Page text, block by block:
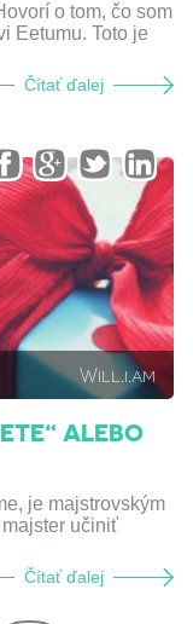
o tom, čo som
Eetumu. Toto je
Čítať ďalej
Will.i.am
ALEBO
je majstrovským
učiniť
Čítať ďalej